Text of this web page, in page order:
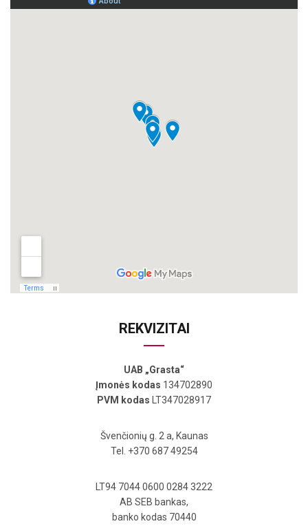
REKVIZITAI
UAB „Grasta“
Įmonės kodas 134702890
PVM kodas LT347028917
Švenčionių g. 2 a, Kaunas
Tel. +370 687 49254
LT94 7044 0600 0284 3222
AB SEB bankas,
banko kodas 70440